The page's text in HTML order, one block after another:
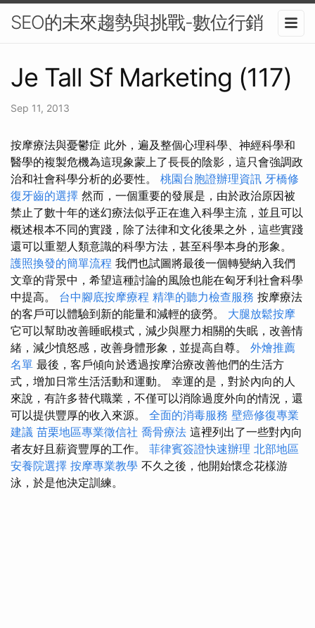
SEO的未來趨勢與挑戰-數位行銷
Je Tall Sf Marketing (117)
Sep 11, 2013
按摩療法與憂鬱症 此外，遍及整個心理科學、神經科學和
醫學的複製危機為這現象蒙上了長長的陰影，這只會強調政
治和社會科學分析的必要性。 桃園台胞證辦理資訊 牙橋修
復牙齒的選擇 然而，一個重要的發展是，由於政治原因被
禁止了數十年的迷幻療法似乎正在進入科學主流，並且可以
概述根本不同的實踐，除了法律和文化後果之外，這些實踐
還可以重塑人類意識的科學方法，甚至科學本身的形象。
護照換發的簡單流程 我們也試圖將最後一個轉變納入我們
文章的背景中，希望這種討論的風險也能在匈牙利社會科學
中提高。 台中腳底按摩療程 精準的聽力檢查服務 按摩療法
的客戶可以體驗到新的能量和減輕的疲勞。 大腿放鬆按摩
它可以幫助改善睡眠模式，減少與壓力相關的失眠，改善情
緒，減少憤怒感，改善身體形象，並提高自尊。 外燴推薦
名單 最後，客戶傾向於透過按摩治療改善他們的生活方
式，增加日常生活活動和運動。 幸運的是，對於內向的人
來說，有許多替代職業，不僅可以消除過度外向的情況，還
可以提供豐厚的收入來源。 全面的消毒服務 壁癌修復專業
建議 苗栗地區專業徵信社 喬骨療法 這裡列出了一些對內向
者友好且薪資豐厚的工作。 菲律賓簽證快速辦理 北部地區
安養院選擇 按摩專業教學 不久之後，他開始懷念花樣游
泳，於是他決定訓練。